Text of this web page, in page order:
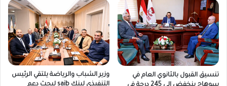
تنسيق القبول بالثانوي العام في
وزير الشباب والرياضة يلتقي الرئيس